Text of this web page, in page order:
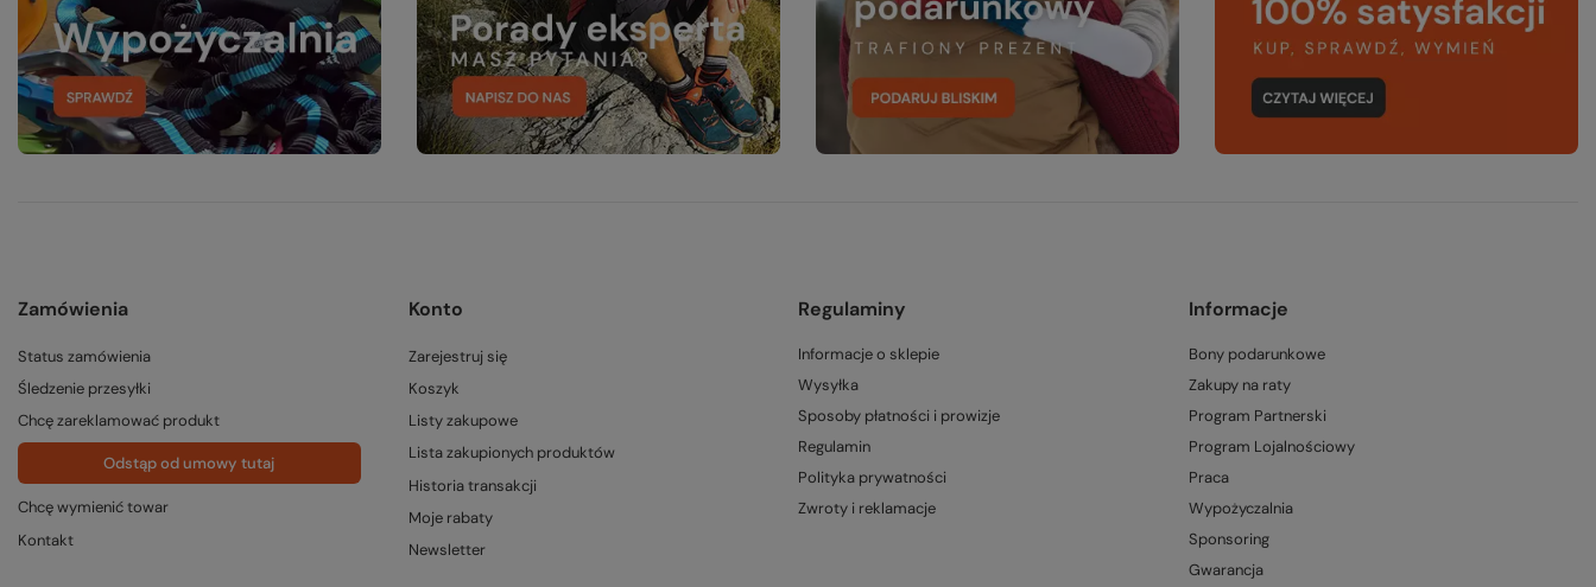
Zamówienia
Status zamówienia
Śledzenie przesyłki
Chcę zareklamować produkt
Odstąp od umowy tutaj
Chcę wymienić towar
Kontakt
Konto
Zarejestruj się
Koszyk
Listy zakupowe
Lista zakupionych produktów
Historia transakcji
Moje rabaty
Newsletter
Regulaminy
Informacje o sklepie
Wysyłka
Sposoby płatności i prowizje
Regulamin
Polityka prywatności
Zwroty i reklamacje
Informacje
Bony podarunkowe
Zakupy na raty
Program Partnerski
Program Lojalnościowy
Praca
Wypożyczalnia
Sponsoring
Gwarancja